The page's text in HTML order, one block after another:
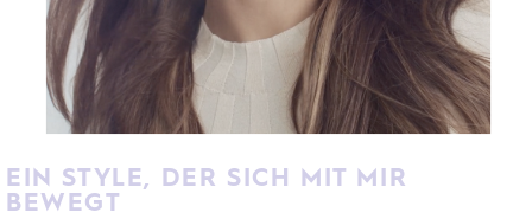
EIN STYLE, DER SICH MIT MIR
BEWEGT